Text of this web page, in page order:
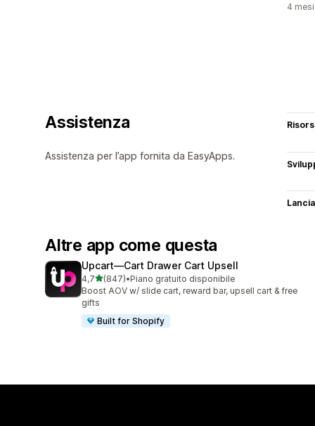
4
Assistenza
Assistenza per l’app fornita da EasyApps.
Altre app come questa
Upcart—Cart Drawer Cart Upsell
4,7stelle su 5
(847)
847 recensioni totali
•Piano gratuito disponibile
Boost AOV w/ slide cart, reward bar, upsell cart & free
gifts
Built for Shopify